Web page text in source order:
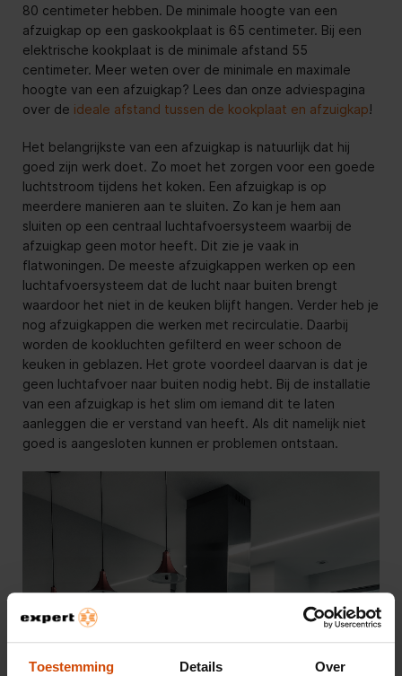
Toestemming Details Over
80 centimeter hebben. De minimale hoogte van een
afzuigkap op een gaskookplaat is 65 centimeter. Bij een
elektrische kookplaat is de minimale afstand 55
centimeter. Meer weten over de minimale en maximale
hoogte van een afzuigkap? Lees dan onze adviespagina
over de ideale afstand tussen de kookplaat en afzuigkap!
Het belangrijkste van een afzuigkap is natuurlijk dat hij
goed zijn werk doet. Zo moet het zorgen voor een goede
luchtstroom tijdens het koken. Een afzuigkap is op
meerdere manieren aan te sluiten. Zo kan je hem aan
sluiten op een centraal luchtafvoersysteem waarbij de
afzuigkap geen motor heeft. Dit zie je vaak in
flatwoningen. De meeste afzuigkappen werken op een
luchtafvoersysteem dat de lucht naar buiten brengt
waardoor het niet in de keuken blijft hangen. Verder heb je
nog afzuigkappen die werken met recirculatie. Daarbij
worden de kookluchten gefilterd en weer schoon de
keuken in geblazen. Het grote voordeel daarvan is dat je
geen luchtafvoer naar buiten nodig hebt. Bij de installatie
van een afzuigkap is het slim om iemand dit te laten
aanleggen die er verstand van heeft. Als dit namelijk niet
goed is aangesloten kunnen er problemen ontstaan.